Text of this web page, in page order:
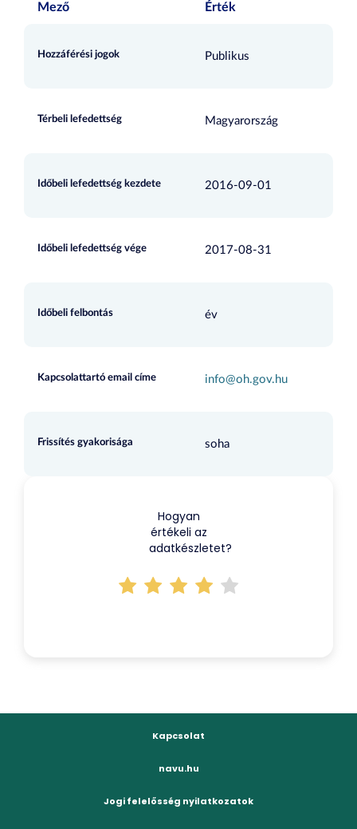
Mező Érték
Hozzáférési jogok Publikus
Térbeli lefedettség Magyarország
Időbeli lefedettség kezdete 2016-09-01
Időbeli lefedettség vége 2017-08-31
Időbeli felbontás év
Kapcsolattartó email címe info@oh.gov.hu
Frissítés gyakorisága soha
Hogyan
értékeli az
adatkészletet?
Kapcsolat
navu.hu
Jogi felelősség nyilatkozatok